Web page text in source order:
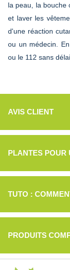
la peau, la bouche
et laver les
d'une réaction
ou un médecin.
ou le 112 sans délai.
AVIS CLIENT
PLANTES POUR
TUTO :
PRODUITS